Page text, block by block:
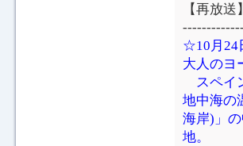
【再放送】
☆10月24
大人のヨ
スペイ
地中海の
海岸)」
地。